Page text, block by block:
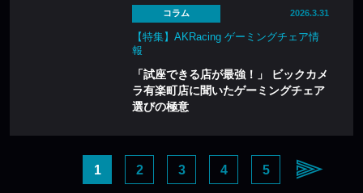
コラム 2026.3.31
【特集】AKRacing ゲーミングチェア情
報
「試座できる店が最強！」 ビックカメ
ラ有楽町店に聞いたゲーミングチェア
選びの極意
1 2 3 4 5